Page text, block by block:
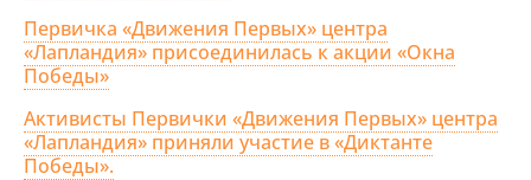
Первичка «Движения Первых» центра
«Лапландия» присоединилась к акции «Окна
Победы»
Активисты Первички «Движения Первых» центра
«Лапландия» приняли участие в «Диктанте
Победы».